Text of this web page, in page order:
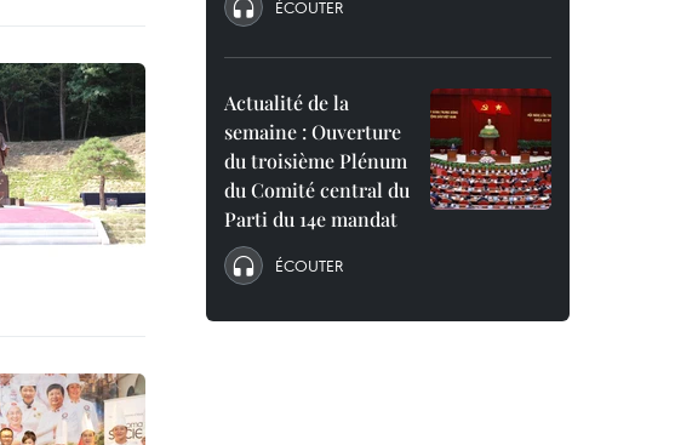
ÉCOUTER
Actualité de la
semaine : Ouverture
du troisième Plénum
du Comité central du
Parti du 14e mandat
ÉCOUTER